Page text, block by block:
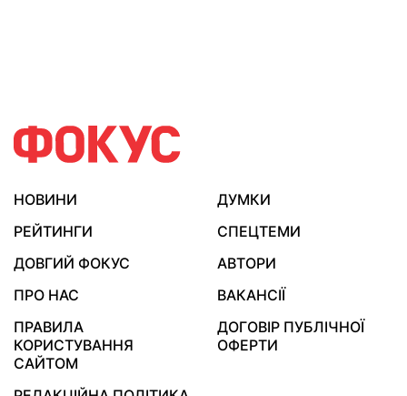
НОВИНИ
ДУМКИ
РЕЙТИНГИ
СПЕЦТЕМИ
ДОВГИЙ ФОКУС
АВТОРИ
ПРО НАС
ВАКАНСІЇ
ПРАВИЛА
КОРИСТУВАННЯ
САЙТОМ
ДОГОВІР ПУБЛІЧНОЇ
ОФЕРТИ